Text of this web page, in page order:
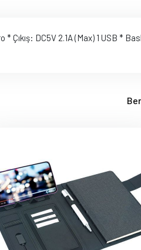
Çıkış: DC5V 2.1A (Max) 1 USB *